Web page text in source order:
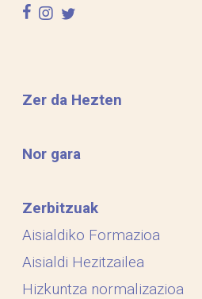
facebook
instagram
twitter
Zer da Hezten
Nor gara
Zerbitzuak
Aisialdiko Formazioa
Aisialdi Hezitzailea
Hizkuntza normalizazioa